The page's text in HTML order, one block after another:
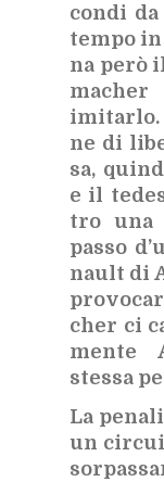
con­di
tem­po
na però
ma­cher
imi­tar­lo.
ne di
sa,
e il
tro una
pas­so
nault di
cher ci
men­te
stes­sa
La
un